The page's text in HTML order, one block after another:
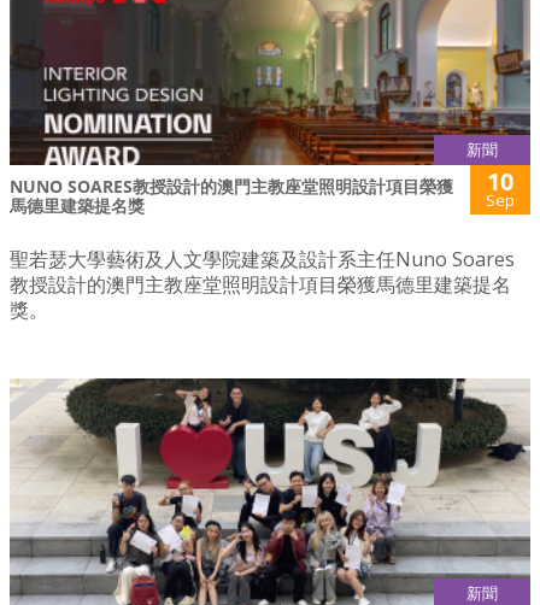
新聞
NUNO SOARES教授設計的澳門主教座堂照明設計項目榮獲
馬德里建築提名獎
10
Sep
聖若瑟大學藝術及人文學院建築及設計系主任Nuno Soares
教授設計的澳門主教座堂照明設計項目榮獲馬德里建築提名
獎。
新聞